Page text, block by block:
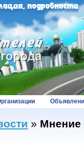
» Мнение